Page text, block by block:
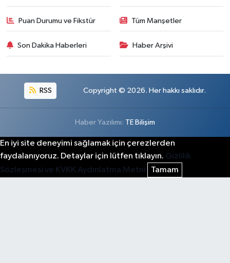
Puan Durumu ve Fikstür Tüm Manşetler
Son Dakika Haberleri Haber Arşivi
RSS Copyright © 2026. Her hakkı saklıdır.
Haber Yazılımı: TE Bilişim
En iyi site deneyimi sağlamak için çerezlerden
faydalanıyoruz. Detaylar için lütfen tıklayın. Gizlilik
Sözleşmesi ve KVKK Aydınlatma Metni
Tamam